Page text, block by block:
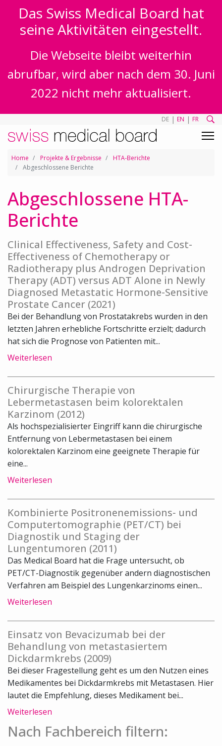
Das Swiss Medical Board hat
seine Aktivitäten eingestellt.
Die Webseite bleibt weiterhin
abrufbar, wird aber nach dem 30. Juni
2022 nicht mehr aktualisiert.
DE | EN | FR
Home Projekte & Ergebnisse
HTA-Berichte
Abgeschlossene Berichte
Abgeschlossene HTA-
Berichte
Clinical Effectiveness, Safety and Cost-
Effectiveness of Chemotherapy or
Radiotherapy plus Androgen Deprivation
Therapy (ADT) versus ADT Alone in Newly
Diagnosed Metastatic Hormone-Sensitive
Prostate Cancer (2021)
Bei der Behandlung von Prostatakrebs wurden in den
letzten Jahren erhebliche Fortschritte erzielt; dadurch
hat sich die Prognose von Patienten mit...
Weiterlesen
Chirurgische Therapie von
Lebermetastasen beim kolorektalen
Karzinom (2012)
Als hochspezialisierter Eingriff kann die chirurgische
Entfernung von Lebermetastasen bei einem
kolorektalen Karzinom eine geeignete Therapie für
eine...
Weiterlesen
Kombinierte Positronenemissions- und
Computertomographie (PET/CT) bei
Diagnostik und Staging der
Lungentumoren (2011)
Das Medical Board hat die Frage untersucht, ob
PET/CT-Diagnostik gegenüber andern diagnostischen
Verfahren am Beispiel des Lungenkarzinoms einen...
Weiterlesen
Einsatz von Bevacizumab bei der
Behandlung von metastasiertem
Dickdarmkrebs (2009)
Bei dieser Fragestellung geht es um den Nutzen eines
Medikamentes bei Dickdarmkrebs mit Metastasen. Hier
lautet die Empfehlung, dieses Medikament bei...
Weiterlesen
Nach Fachbereich filtern: